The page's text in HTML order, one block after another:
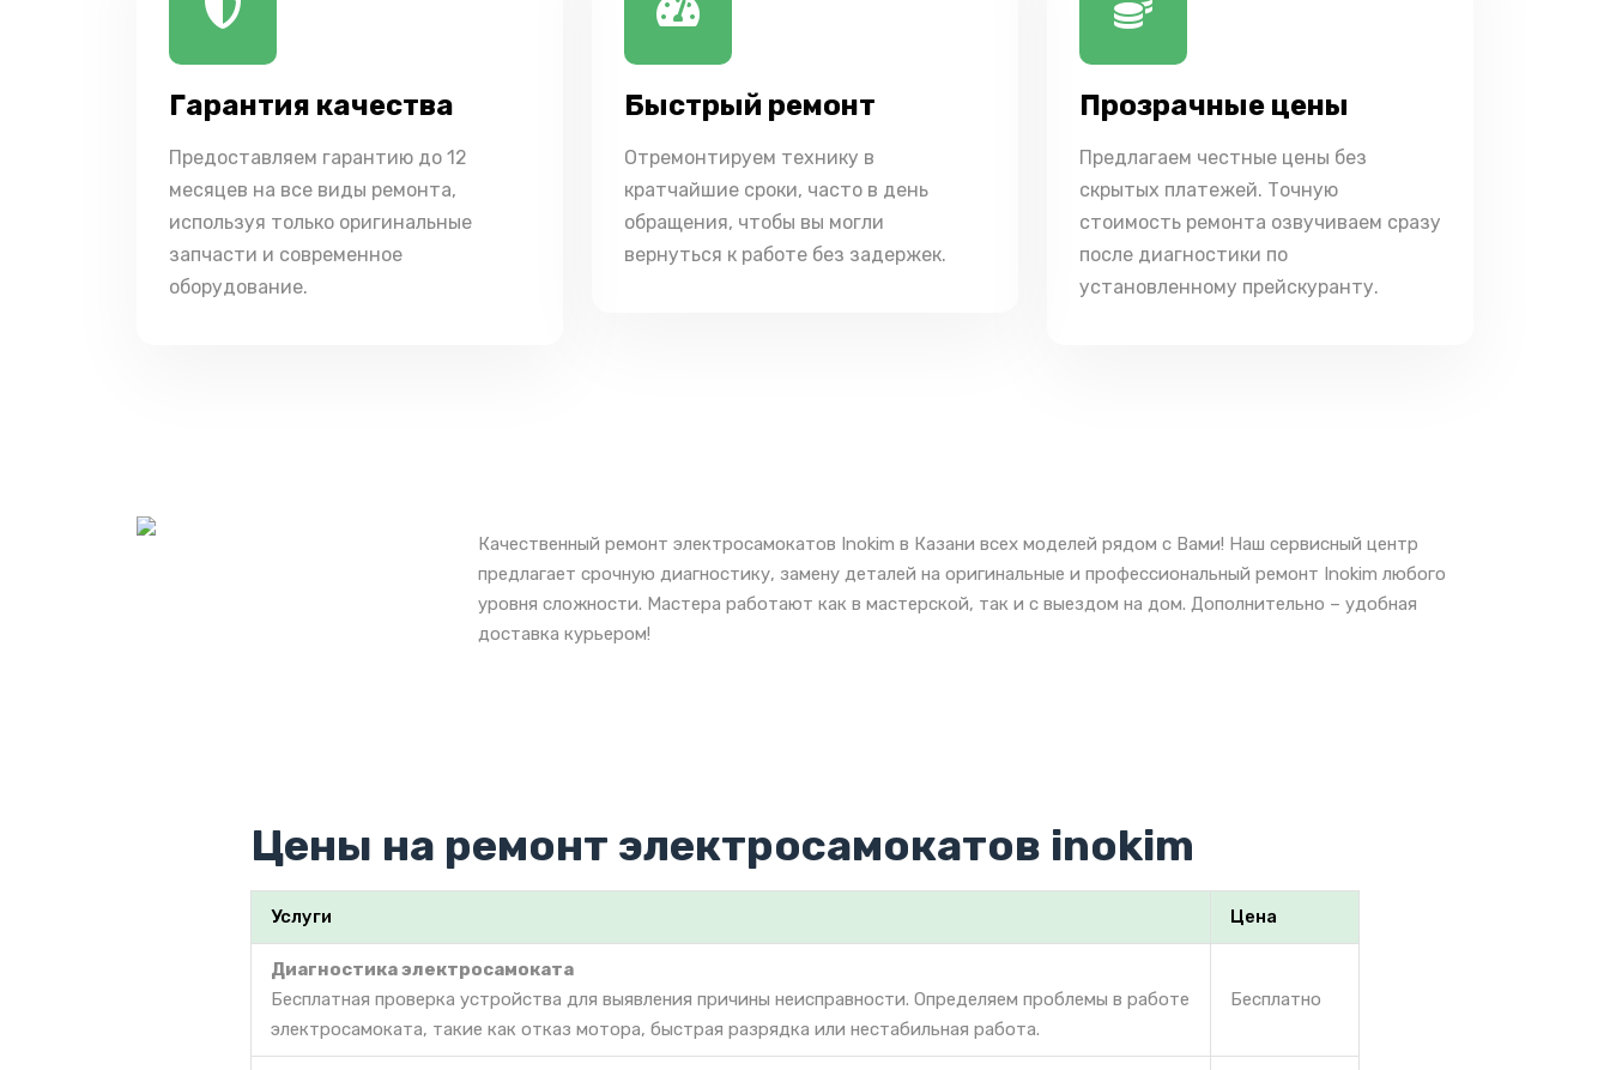
Гарантия качества
Предоставляем гарантию до 12
месяцев на все виды ремонта,
используя только оригинальные
запчасти и современное
оборудование.
Быстрый ремонт
Отремонтируем технику в
кратчайшие сроки, часто в день
обращения, чтобы вы могли
вернуться к работе без задержек.
Прозрачные цены
Предлагаем честные цены без
скрытых платежей. Точную
стоимость ремонта озвучиваем сразу
после диагностики по
установленному прейскуранту.
Качественный ремонт электросамокатов Inokim в Казани всех моделей рядом с Вами! Наш сервисный центр
предлагает срочную диагностику, замену деталей на оригинальные и профессиональный ремонт Inokim любого
уровня сложности. Мастера работают как в мастерской, так и с выездом на дом. Дополнительно – удобная
доставка курьером!
Цены на ремонт электросамокатов inokim
Услуги Цена
Диагностика электросамоката
Бесплатная проверка устройства для выявления причины неисправности. Определяем проблемы в работе
электросамоката, такие как отказ мотора, быстрая разрядка или нестабильная работа.
Бесплатно